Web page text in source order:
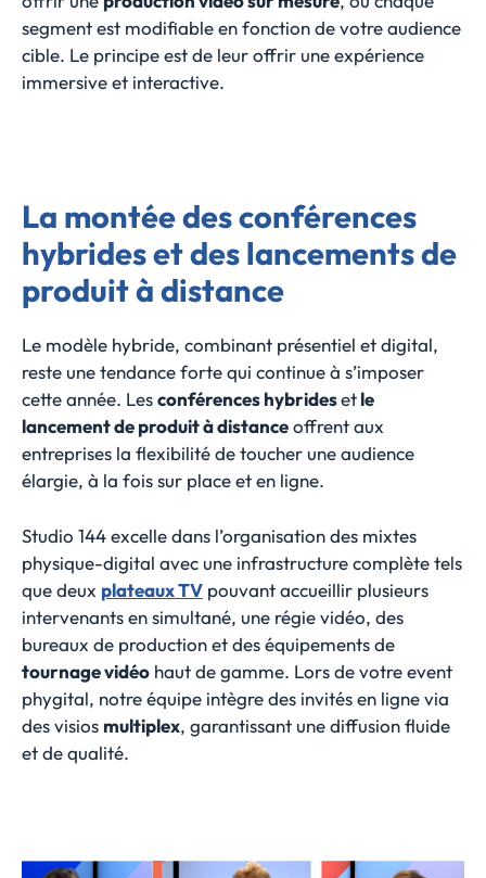
segment est modifiable en fonction de votre audience
cible. Le principe est de leur offrir une expérience
immersive et interactive.
La montée des conférences
hybrides et des lancements de
produit à distance
Le modèle hybride, combinant présentiel et digital,
reste une tendance forte qui continue à s’imposer
cette année. Lesconférences hybridesetle
lancement de produit à distanceoffrent aux
entreprises la flexibilité de toucher une audience
élargie, à la fois sur place et en ligne.
Studio 144 excelle dans l’organisation des mixtes
physique-digital avec une infrastructure complète tels
que deux plateaux TV pouvant accueillir plusieurs
intervenants en simultané, une régie vidéo, des
bureaux de production et des équipements de
tournage vidéo haut de gamme. Lors de votre event
phygital, notre équipe intègre des invités en ligne via
des visios multiplex, garantissant une diffusion fluide
et de qualité.